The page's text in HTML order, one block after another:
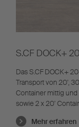
S.CF DOCK+
Das S.CF DOCK+
Transport von 20’,
Container mittig
sowie 2 x 20’
Mehr erfahren